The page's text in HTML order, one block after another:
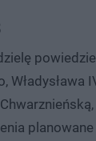
Władysława